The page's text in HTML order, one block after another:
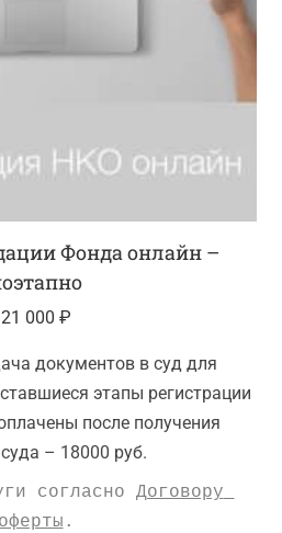
Фонда онлайн –
21 000 ₽
документов в суд для
этапы регистрации
после получения
– 18000 руб.
согласно Договору
оферты .